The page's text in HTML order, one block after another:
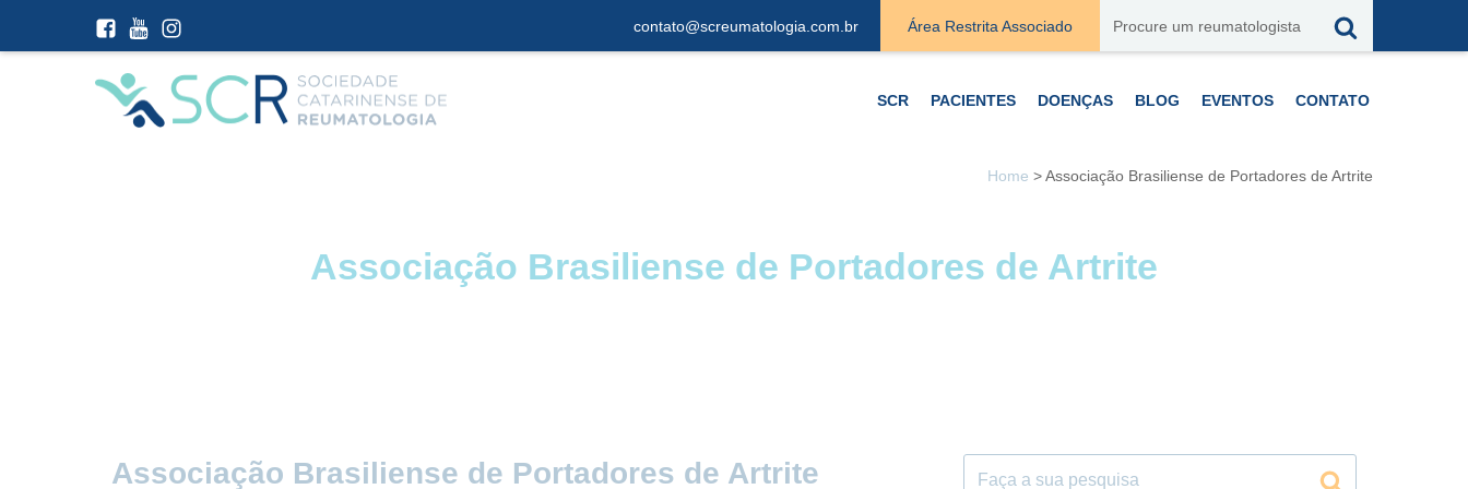
contato@screumatologia.com.br Área Restrita Associado
SCR PACIENTES DOENÇAS BLOG EVENTOS CONTATO
Home >Associação Brasiliense de Portadores de Artrite
Associação Brasiliense de Portadores de Artrite
Associação Brasiliense de Portadores de Artrite